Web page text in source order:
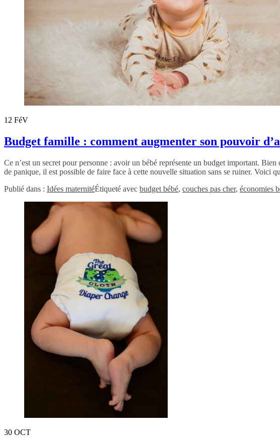
12 FéV
Budget famille : comment augmenter son pouvoir
Ce n’est un secret pour personne : avoir un bébé représente un budget important.
de panique, il est possible de faire face à cette nouvelle situation sans se ruiner. Voici
Publié dans : Idées maternitéÉtiqueté avec budget bébé, couches pas cher, économies
30 OCT